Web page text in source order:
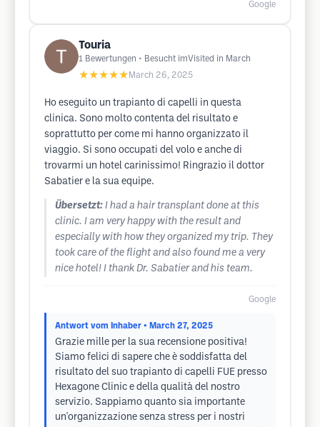
Google
Touria
1 Bewertungen • Besucht imVisited in March
★★★★★ March 26, 2025
Ho eseguito un trapianto di capelli in questa
clinica. Sono molto contenta del risultato e
soprattutto per come mi hanno organizzato il
viaggio. Si sono occupati del volo e anche di
trovarmi un hotel carinissimo! Ringrazio il dottor
Sabatier e la sua equipe.
Übersetzt: I had a hair transplant done at this
clinic. I am very happy with the result and
especially with how they organized my trip. They
took care of the flight and also found me a very
nice hotel! I thank Dr. Sabatier and his team.
Google
Antwort vom Inhaber • March 27, 2025
Grazie mille per la sua recensione positiva!
Siamo felici di sapere che è soddisfatta del
risultato del suo trapianto di capelli FUE presso
Hexagone Clinic e della qualità del nostro
servizio. Sappiamo quanto sia importante
un'organizzazione senza stress per i nostri